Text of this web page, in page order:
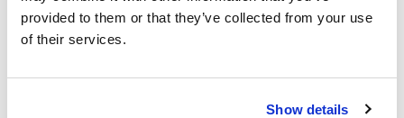
provided to them or that they’ve collected from your use
of their services.
Show details
740 THB per person